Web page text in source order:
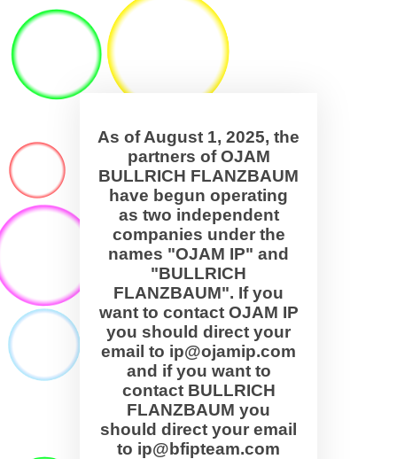
As of August 1, 2025, the
partners of OJAM
BULLRICH FLANZBAUM
have begun operating
as two independent
companies under the
names "OJAM IP" and
"BULLRICH
FLANZBAUM". If you
want to contact OJAM IP
you should direct your
email to ip@ojamip.com
and if you want to
contact BULLRICH
FLANZBAUM you
should direct your email
to ip@bfipteam.com